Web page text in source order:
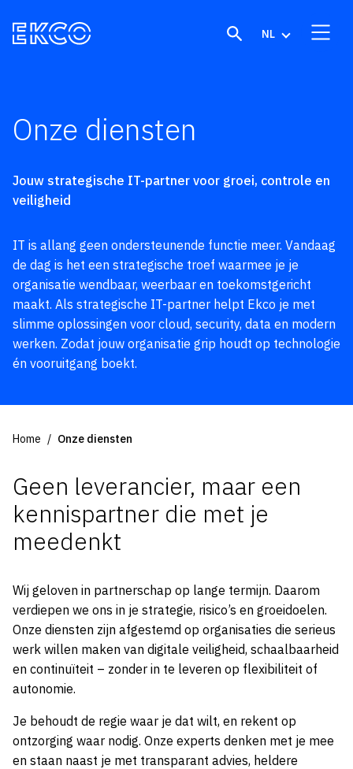
NL
Onze diensten
Jouw strategische IT-partner voor groei, controle en
veiligheid
IT is allang geen ondersteunende functie meer. Vandaag
de dag is het een strategische troef waarmee je je
organisatie wendbaar, weerbaar en toekomstgericht
maakt. Als strategische IT-partner helpt Ekco je met
slimme oplossingen voor cloud, security, data en modern
werken. Zodat jouw organisatie grip houdt op technologie
én vooruitgang boekt.
Home Onze diensten
Geen leverancier, maar een
kennispartner die met je
meedenkt
Wij geloven in partnerschap op lange termijn. Daarom
verdiepen we ons in je strategie, risico’s en groeidoelen.
Onze diensten zijn afgestemd op organisaties die serieus
werk willen maken van digitale veiligheid, schaalbaarheid
en continuïteit – zonder in te leveren op flexibiliteit of
autonomie.
Je behoudt de regie waar je dat wilt, en rekent op
ontzorging waar nodig. Onze experts denken met je mee
en staan naast je met transparant advies, heldere